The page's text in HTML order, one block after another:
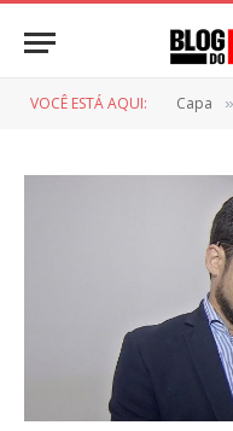
VOCÊ ESTÁ AQUI: Capa »